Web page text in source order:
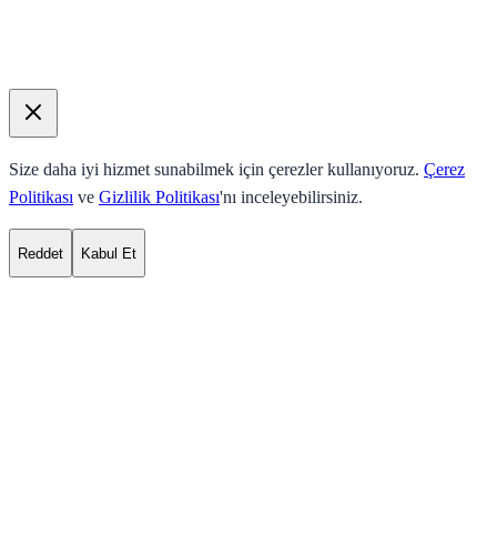
Size daha iyi hizmet sunabilmek için çerezler kullanıyoruz. Çerez
Politikası ve Gizlilik Politikası'nı inceleyebilirsiniz.
Reddet Kabul Et